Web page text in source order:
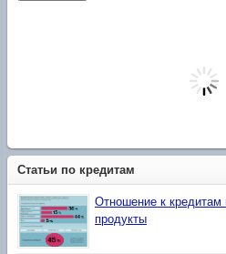
Статьи по кредитам
Отношение к кредитам
продукты